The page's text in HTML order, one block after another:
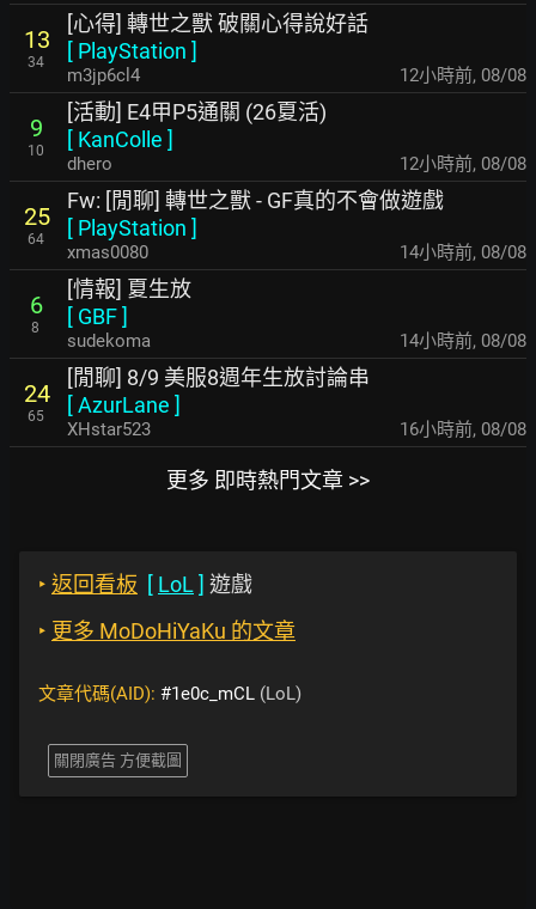
13
34
[心得] 轉世之獸 破關心得說好話
[ PlayStation ]
m3jp6cl4 12小時前, 08/08
9
10
[活動] E4甲P5通關 (26夏活)
[ KanColle ]
dhero 12小時前, 08/08
25
64
Fw: [閒聊] 轉世之獸 - GF真的不會做遊戲
[ PlayStation ]
xmas0080 14小時前, 08/08
6
8
[情報] 夏生放
[ GBF]
sudekoma 14小時前, 08/08
24
65
[閒聊] 8/9 美服8週年生放討論串
[AzurLane ]
XHstar523 16小時前, 08/08
更多 即時熱門文章 >>
‣ 返回看板 [ LoL] 遊戲
‣ 更多 MoDoHiYaKu 的文章
文章代碼(AID): #1e0c_mCL (LoL)
關閉廣告 方便截圖